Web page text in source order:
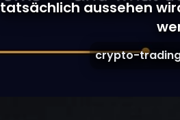
tatsächlich aussehen
crypto-